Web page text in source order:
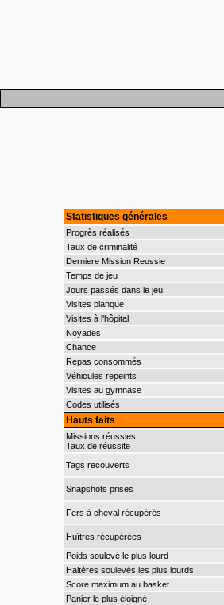
Statistiques générales
Progrès réalisés
Taux de criminalité
Derniere Mission Reussie
Temps de jeu
Jours passés dans le jeu
Visites planque
Visites à l'hôpital
Noyades
Chance
Repas consommés
Véhicules repeints
Visites au gymnase
Codes utilisés
Hauts faits
Missions réussies
Taux de réussite
Tags recouverts
Snapshots prises
Fers à cheval récupérés
Huîtres récupérées
Poids soulevé le plus lourd
Haltères soulevés les plus lourds
Score maximum au basket
Panier le plus éloigné